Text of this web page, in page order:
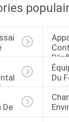
Du
De